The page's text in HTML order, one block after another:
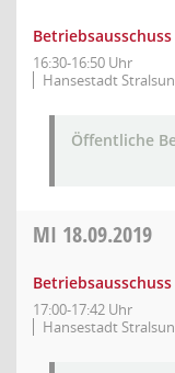
Betriebsausschuss
16:30-16:50 Uhr
Hansestadt
Öffentliche
MI 18.09.2019
Betriebsausschuss
17:00-17:42 Uhr
Hansestadt